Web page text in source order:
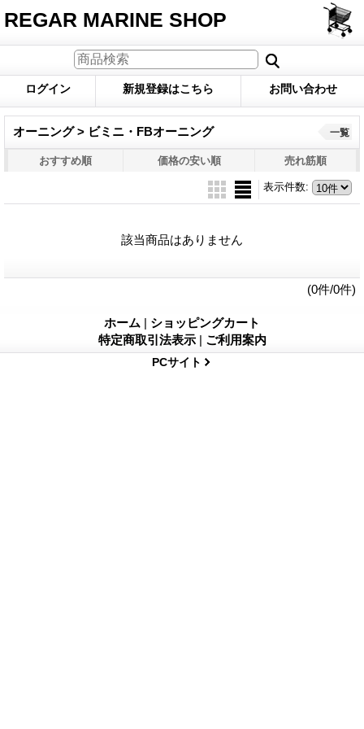
REGAR MARINE SHOP
ログイン 新規登録はこちら お問い合わせ
オーニング > ビミニ・FBオーニング 一覧
おすすめ順 価格の安い順 売れ筋順
表示件数:
該当商品はありません
(0件/0件)
ホーム | ショッピングカート
特定商取引法表示 | ご利用案内
PCサイト